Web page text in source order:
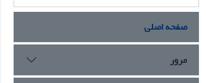
صفحه اصلی
مرور